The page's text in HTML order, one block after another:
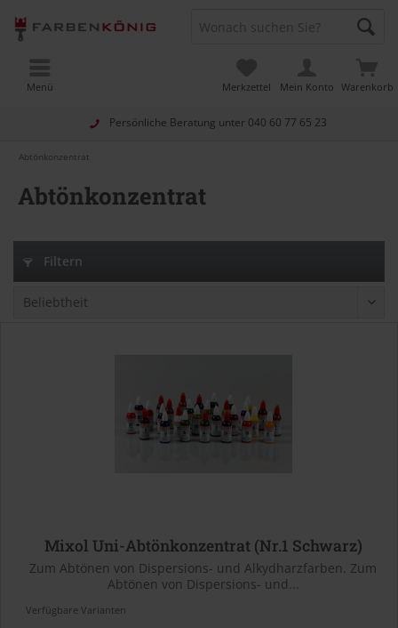
Persönliche Beratung unter 040 60 77 65 23
Warenkorb
Merkzettel Mein Konto
Menü
Abtönkonzentrat
Abtönkonzentrat
Filtern
Mixol Uni-Abtönkonzentrat (Nr.1 Schwarz)
Zum Abtönen von Dispersions- und Alkydharzfarben. Zum
Abtönen von Dispersions- und...
Verfügbare Varianten